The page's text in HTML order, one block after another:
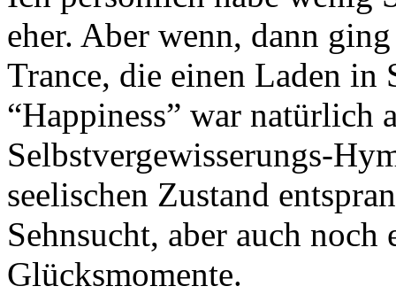
eher. Aber wenn, dann
Trance, die einen Laden in
“Happiness” war natürlich
Selbstvergewisserungs-
seelischen Zustand
Sehnsucht, aber auch
Glücksmomente.